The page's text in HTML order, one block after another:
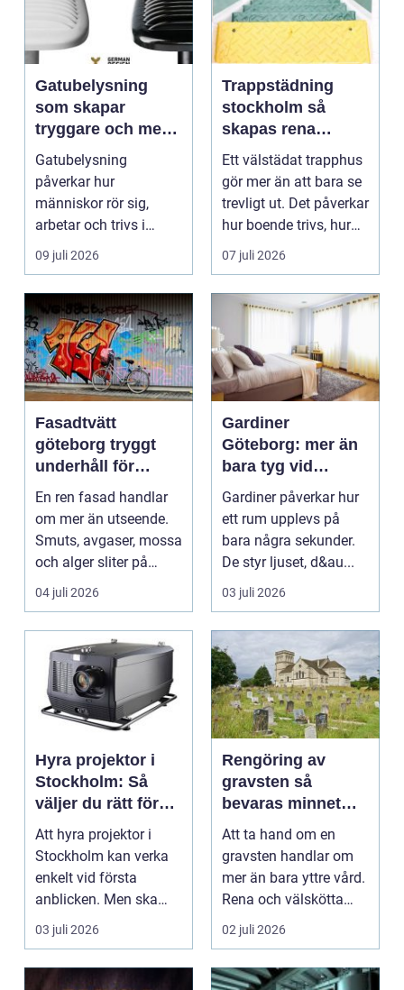
Gatubelysning
som skapar
tryggare och mer
hållbara miljöer
Gatubelysning
påverkar hur
människor rör sig,
arbetar och trivs i
städer och samhällen.
Bra belysnin...
09 juli 2026
Trappstädning
stockholm så
skapas rena
trapphus som
håller över tid
Ett välstädat trapphus
gör mer än att bara se
trevligt ut. Det påverkar
hur boende trivs, hur
besöka...
07 juli 2026
Fasadtvätt
göteborg tryggt
underhåll för
hållbara fasader
En ren fasad handlar
om mer än utseende.
Smuts, avgaser, mossa
och alger sliter på
materialen och ka...
04 juli 2026
Gardiner
Göteborg: mer än
bara tyg vid
fönstret
Gardiner påverkar hur
ett rum upplevs på
bara några sekunder.
De styr ljuset, d&au...
03 juli 2026
Hyra projektor i
Stockholm: Så
väljer du rätt för
ditt event
Att hyra projektor i
Stockholm kan verka
enkelt vid första
anblicken. Men ska
bilden vara stor,...
03 juli 2026
Rengöring av
gravsten så
bevaras minnet
med omsorg
Att ta hand om en
gravsten handlar om
mer än bara yttre vård.
Rena och välskötta
gravar signalerar o...
02 juli 2026